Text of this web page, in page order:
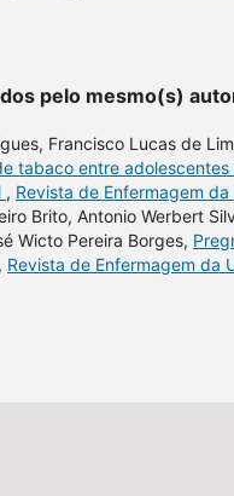
pelo mesmo(s)
Francisco Lucas de
tabaco entre
, Revista de Enfermagem
Brito, Antonio Werbert
Wicto Pereira Borges,
, Revista de Enfermagem da